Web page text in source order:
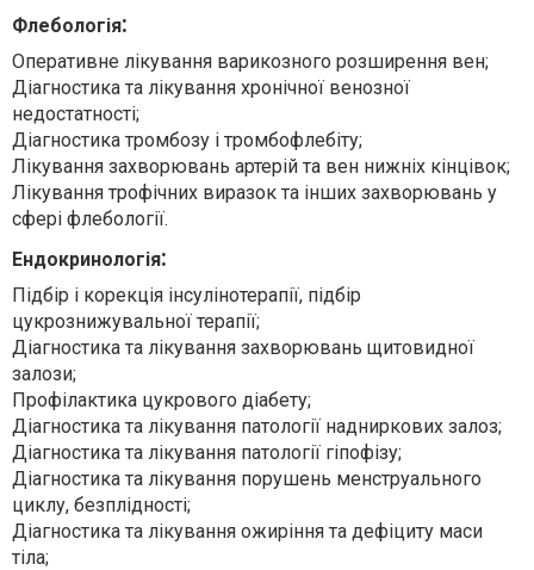
Флебологія:
Оперативне лікування варикозного розширення вен;
Діагностика та лікування хронічної венозної
недостатності;
Діагностика тромбозу і тромбофлебіту;
Лікування захворювань артерій та вен нижніх кінцівок;
Лікування трофічних виразок та інших захворювань у
сфері флебології.
Ендокринологія:
Підбір і корекція інсулінотерапії, підбір
цукрознижувальної терапії;
Діагностика та лікування захворювань щитовидної
залози;
Профілактика цукрового діабету;
Діагностика та лікування патології надниркових залоз;
Діагностика та лікування патології гіпофізу;
Діагностика та лікування порушень менструального
циклу, безплідності;
Діагностика та лікування ожиріння та дефіциту маси
тіла;